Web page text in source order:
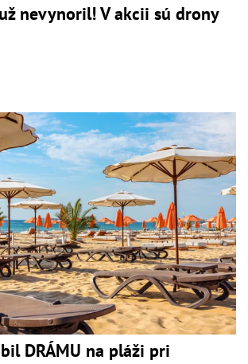
nevynoril! V akcii sú drony
DRÁMU na pláži pri